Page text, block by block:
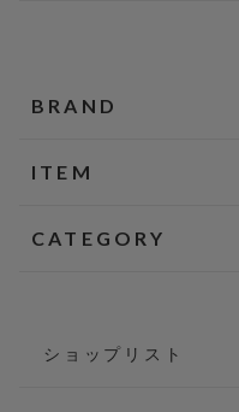
BRAND
ITEM
CATEGORY
ショップリスト